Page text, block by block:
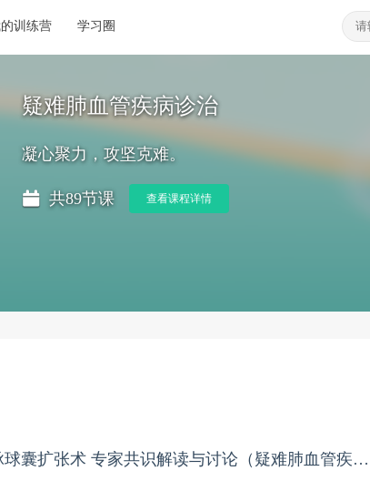
训练营 学习圈
疑难肺血管疾病诊治
凝心聚力，攻坚克难。
共89节课 查看课程详情
2023ESC经皮肺动脉球囊扩张术 专家共识解读与讨论（疑难肺血管疾病诊治培训班2023年第4期）